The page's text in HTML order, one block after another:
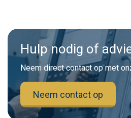
Hulp nodig of
Neem direct contact op met
Neem contact op